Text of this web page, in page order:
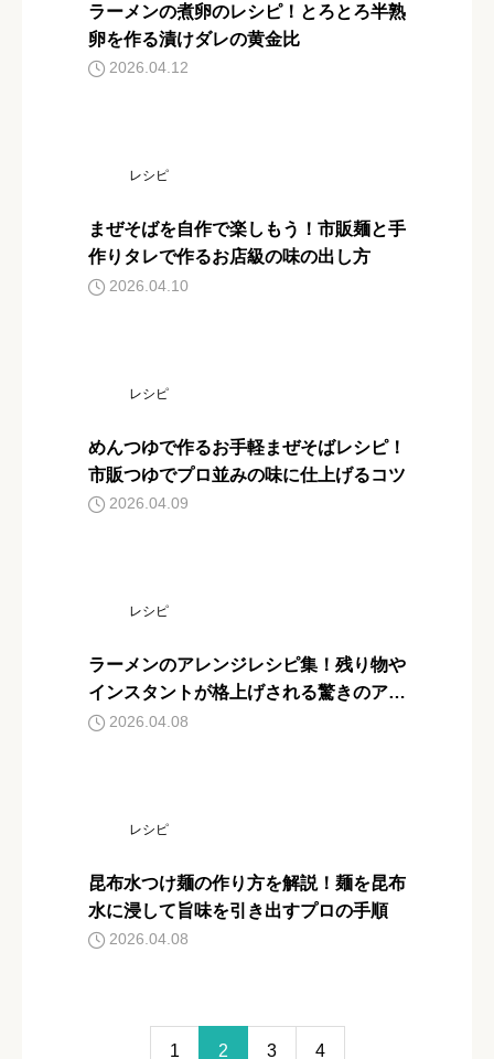
ラーメンの煮卵のレシピ！とろとろ半熟
卵を作る漬けダレの黄金比
2026.04.12
レシピ
まぜそばを自作で楽しもう！市販麺と手
作りタレで作るお店級の味の出し方
2026.04.10
レシピ
めんつゆで作るお手軽まぜそばレシピ！
市販つゆでプロ並みの味に仕上げるコツ
2026.04.09
レシピ
ラーメンのアレンジレシピ集！残り物や
インスタントが格上げされる驚きのアイ
デア2026.04.08
レシピ
昆布水つけ麺の作り方を解説！麺を昆布
水に浸して旨味を引き出すプロの手順
2026.04.08
1 2 3 4